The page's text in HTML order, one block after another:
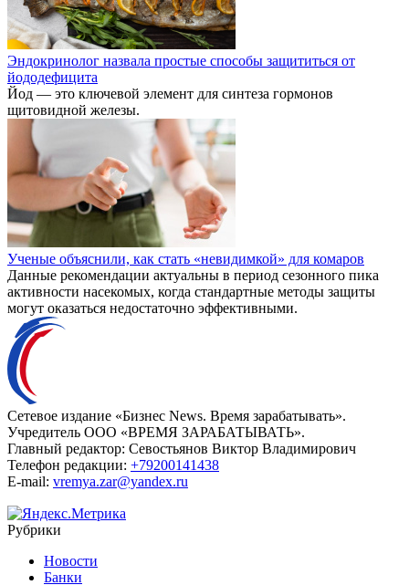
Эндокринолог назвала простые способы защититься от
йододефицита
Йод — это ключевой элемент для синтеза гормонов
щитовидной железы.
Ученые объяснили, как стать «невидимкой» для комаров
Данные рекомендации актуальны в период сезонного пика
активности насекомых, когда стандартные методы защиты
могут оказаться недостаточно эффективными.
Сетевое издание «Бизнес News. Время зарабатывать».
Учредитель ООО «ВРЕМЯ ЗАРАБАТЫВАТЬ».
Главный редактор: Севостьянов Виктор Владимирович
Телефон редакции: +79200141438
E-mail: vremya.zar@yandex.ru
Рубрики
Новости
Банки